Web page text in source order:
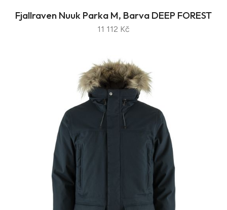
Fjallraven Nuuk Parka M, Barva DEEP FOREST
11 112 Kč